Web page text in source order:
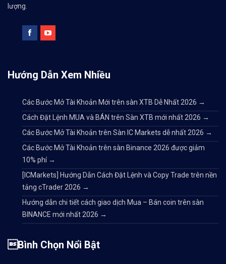
lượng.
Hướng Dẫn Xem Nhiều
Các Bước Mở Tài Khoản Mới trên sàn XTB Dễ Nhất 2026 →
Cách Đặt Lệnh MUA và BÁN trên Sàn XTB mới nhất 2026 →
Các Bước Mở Tài Khoản trên Sàn IC Markets dễ nhất 2026 →
Các Bước Mở Tài Khoản trên sàn Binance 2026 được giảm
10% phí →
[ICMarkets] Hướng Dẫn Cách Đặt Lệnh và Copy Trade trên nền
tảng cTrader 2026 →
Hướng dẫn chi tiết cách giao dịch Mua – Bán coin trên sàn
BINANCE mới nhất 2026 →
Bình Chọn Nổi Bật